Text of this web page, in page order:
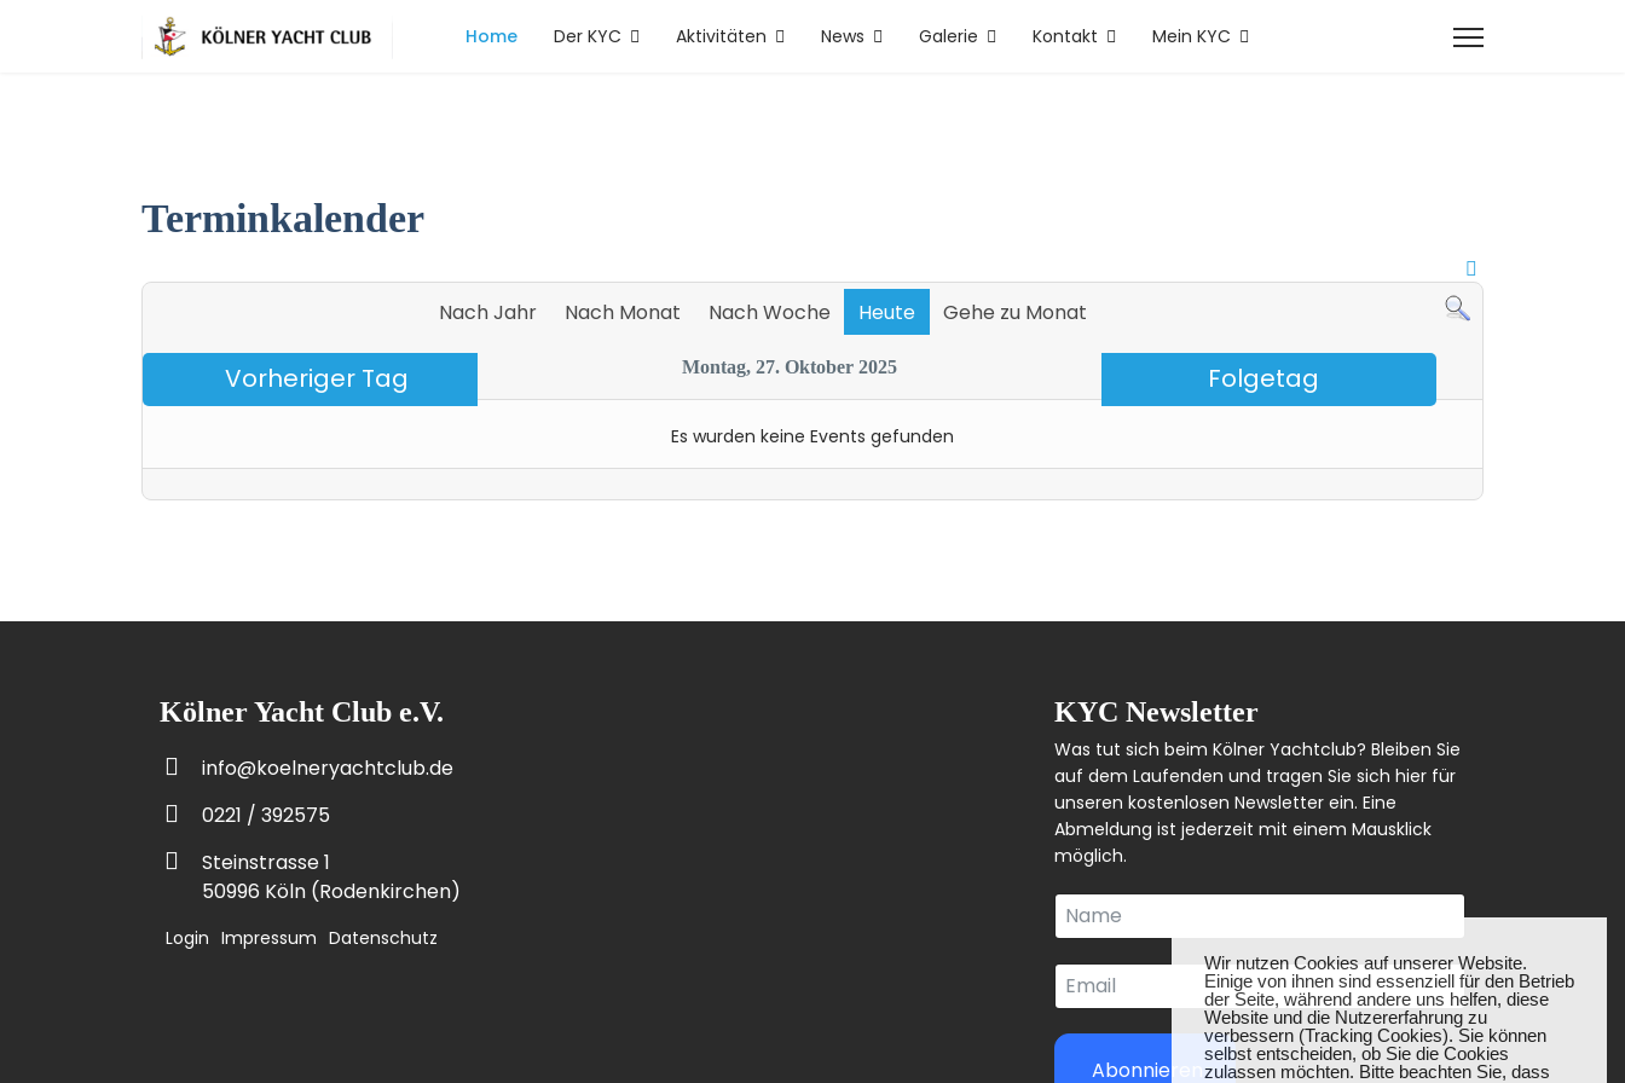
Wir nutzen Cookies auf unserer Website.
Einige von ihnen sind essenziell für den Betrieb
der Seite, während andere uns helfen, diese
Website und die Nutzererfahrung zu
verbessern (Tracking Cookies). Sie können
selbst entscheiden, ob Sie die Cookies
zulassen möchten. Bitte beachten Sie, dass
Home Der KYC Aktivitäten News Galerie Kontakt Mein KYC
Terminkalender
Nach Jahr Nach Monat Nach Woche Heute Gehe zu Monat
Vorheriger Tag Montag, 27. Oktober 2025 Folgetag
Es wurden keine Events gefunden
Kölner Yacht Club e.V.
info@koelneryachtclub.de
0221 / 392575
Steinstrasse 1
50996 Köln (Rodenkirchen)
Login Impressum Datenschutz
KYC Newsletter
Was tut sich beim Kölner Yachtclub? Bleiben Sie
auf dem Laufenden und tragen Sie sich hier für
unseren kostenlosen Newsletter ein. Eine
Abmeldung ist jederzeit mit einem Mausklick
möglich.
Abonnieren